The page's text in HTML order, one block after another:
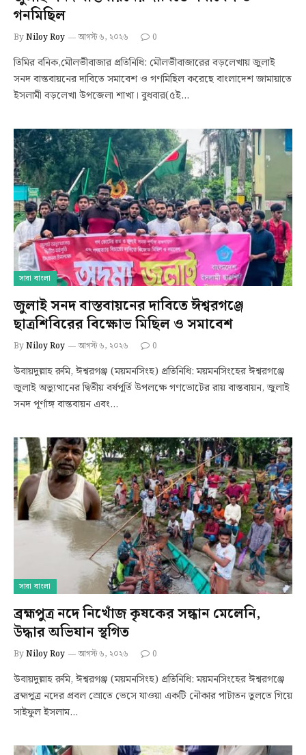
গনমিছিল
ByNiloy Roy আগস্ট ৬, ২০২৬ 0
তিমির বনিক,মৌলভীবাজার প্রতিনিধি: মৌলভীবাজারের বড়লেখায় জুলাই
সনদ বাস্তবায়নের দাবিতে সমাবেশ ও গণমিছিল করেছে বাংলাদেশ জামায়াতে
ইসলামী বড়লেখা উপজেলা শাখা। বুধবার(৫ই…
সারা বাংলা
জুলাই সনদ বাস্তবায়নের দাবিতে ঈশ্বরগঞ্জে
ছাত্রশিবিরের বিক্ষোভ মিছিল ও সমাবেশ
ByNiloy Roy আগস্ট ৬, ২০২৬ 0
উবায়দুল্লাহ রুমি, ঈশ্বরগঞ্জ (ময়মনসিংহ) প্রতিনিধি: ময়মনসিংহের ঈশ্বরগঞ্জে
জুলাই অভ্যুত্থানের দ্বিতীয় বর্ষপূর্তি উপলক্ষে গণভোটের রায় বাস্তবায়ন, জুলাই
সনদ পূর্ণাঙ্গ বাস্তবায়ন এবং…
সারা বাংলা
ব্রহ্মপুত্র নদে নিখোঁজ কৃষকের সন্ধান মেলেনি,
উদ্ধার অভিযান স্থগিত
ByNiloy Roy আগস্ট ৬, ২০২৬ 0
উবায়দুল্লাহ রুমি, ঈশ্বরগঞ্জ (ময়মনসিংহ) প্রতিনিধি: ময়মনসিংহের ঈশ্বরগঞ্জে
ব্রহ্মপুত্র নদের প্রবল স্রোতে ভেসে যাওয়া একটি নৌকার পাটাতন তুলতে গিয়ে
সাইফুল ইসলাম…